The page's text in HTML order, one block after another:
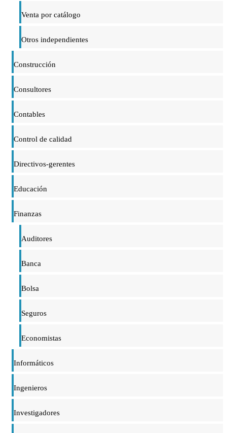
Venta por catálogo
Otros independientes
Construcción
Consultores
Contables
Control de calidad
Directivos-gerentes
Educación
Finanzas
Auditores
Banca
Bolsa
Seguros
Economistas
Informáticos
Ingenieros
Investigadores